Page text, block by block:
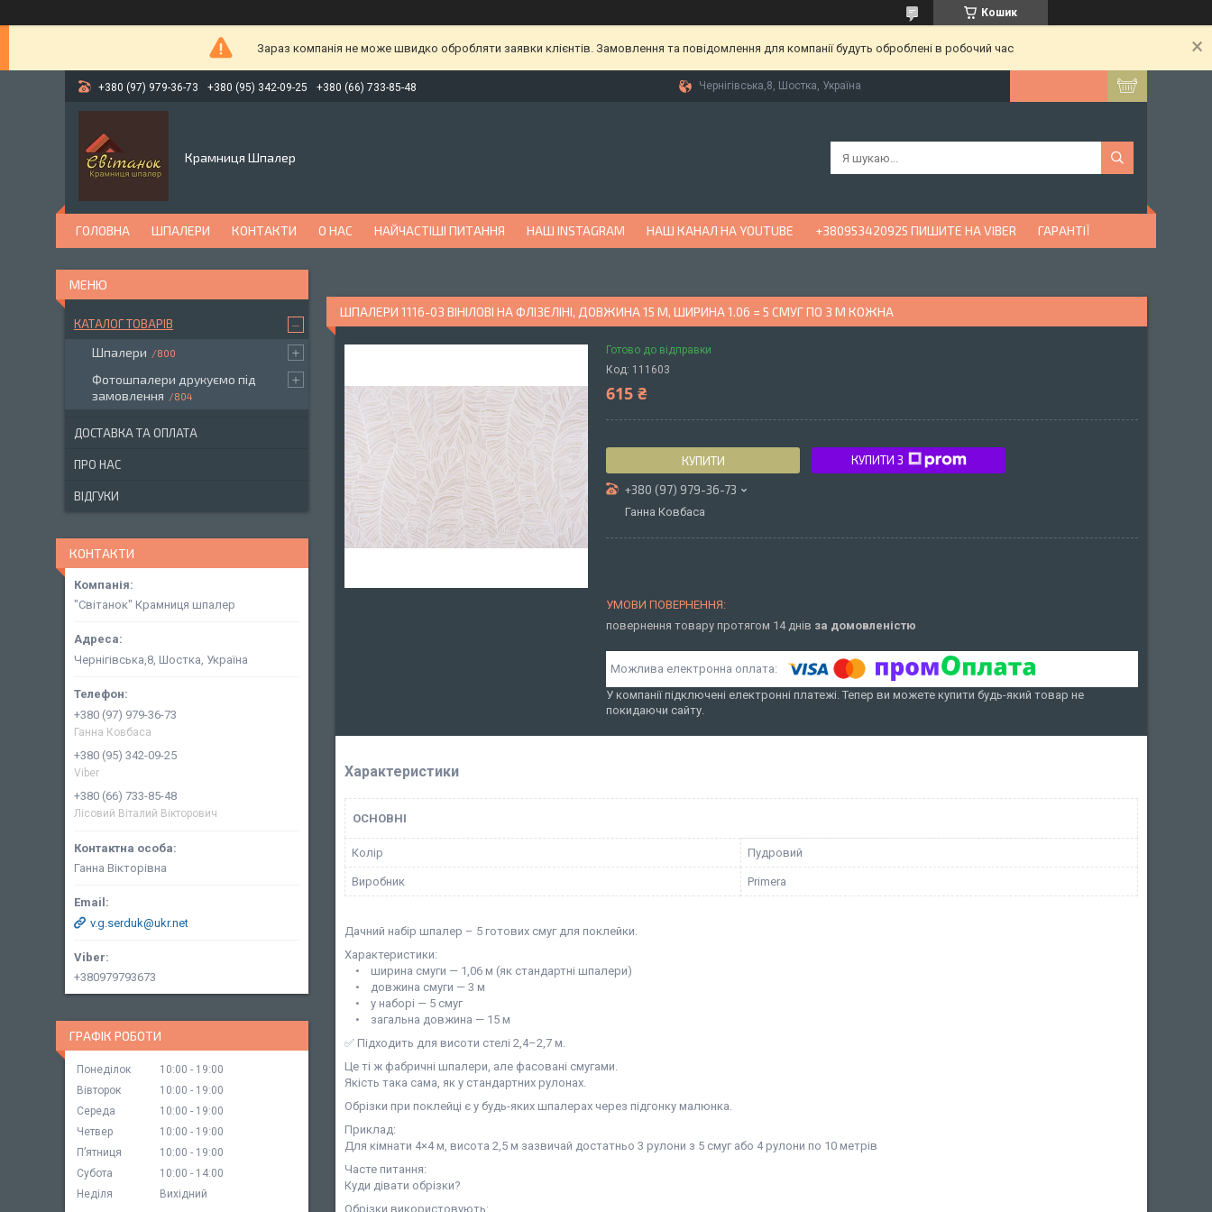
Кошик
Зараз компанія не може швидко обробляти заявки клієнтів. Замовлення та повідомлення для компанії будуть оброблені в робочий час
+380 (97) 979-36-73 +380 (95) 342-09-25 +380 (66) 733-85-48 Чернігівська,8, Шостка, Україна
Крамниця Шпалер
ГОЛОВНА ШПАЛЕРИ КОНТАКТИ О НАС НАЙЧАСТІШІ ПИТАННЯ НАШ INSTAGRAM НАШ КАНАЛ НА YOUTUBE +380953420925 ПИШИТЕ НА VIBER ГАРАНТІЇ
ШПАЛЕРИ 1116-03 ВІНІЛОВІ НА ФЛІЗЕЛІНІ, ДОВЖИНА 15 М, ШИРИНА 1.06 = 5 СМУГ ПО 3 М КОЖНА
Готово до відправки
Код: 111603
615 ₴
КУПИТИ КУПИТИ З
+380 (97) 979-36-73
Ганна Ковбаса
повернення товару протягом 14 днів за домовленістю
У компанії підключені електронні платежі. Тепер ви можете купити будь-який товар не
покидаючи сайту.
Характеристики
ОСНОВНІ
Колір Пудровий
Виробник Primera
Дачний набір шпалер – 5 готових смуг для поклейки.
Характеристики:
• ширина смуги — 1,06 м (як стандартні шпалери)
• довжина смуги — 3 м
• у наборі — 5 смуг
• загальна довжина — 15 м
✅ Підходить для висоти стелі 2,4–2,7 м.
Це ті ж фабричні шпалери, але фасовані смугами.
Якість така сама, як у стандартних рулонах.
Обрізки при поклейці є у будь-яких шпалерах через підгонку малюнка.
Приклад:
Для кімнати 4×4 м, висота 2,5 м зазвичай достатньо 3 рулони з 5 смуг або 4 рулони по 10 метрів
Часте питання:
Куди дівати обрізки?
Обрізки використовують:
КАТАЛОГ ТОВАРІВ
Шпалери 800
Фотошпалери друкуємо під
замовлення
804
ДОСТАВКА ТА ОПЛАТА
ПРО НАС
ВІДГУКИ
КОНТАКТИ
"Світанок" Крамниця шпалер
Чернігівська,8, Шостка, Україна
+380 (97) 979-36-73
Ганна Ковбаса
+380 (95) 342-09-25
Viber
+380 (66) 733-85-48
Лісовий Віталий Вікторович
Ганна Вікторівна
v.g.serduk@ukr.net
+380979793673
ГРАФІК РОБОТИ
Понеділок 10:00
19:00
Вівторок
10:00
19:00
Середа
10:00
19:00
Четвер
10:00
19:00
Пʼятниця
10:00
19:00
Субота
10:00
14:00
Неділя
Вихідний